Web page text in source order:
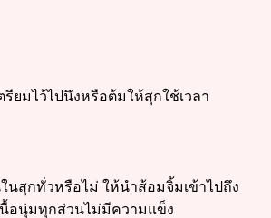
ยมไว้ไปนึงหรือต้มให้สุกใช้เวลา
นสุกทั่วหรือไม่ ให้นำส้อมจิ้มเข้าไปถึง
อนุ่มทุกส่วนไม่มีความแข็ง